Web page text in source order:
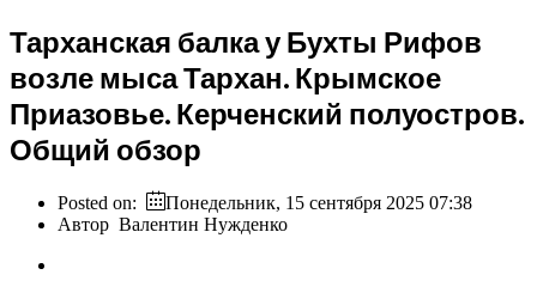
Тарханская балка у Бухты Рифов
возле мыса Тархан. Крымское
Приазовье. Керченский полуостров.
Общий обзор
Posted on:
Понедельник, 15 сентября 2025 07:38
Автор Валентин Нужденко